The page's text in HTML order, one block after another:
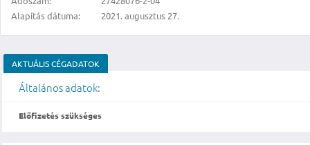
Alapítás dátuma:
2021. augusztus 27.
AKTUÁLIS CÉGADATOK
Általános adatok:
Előfizetés szükséges